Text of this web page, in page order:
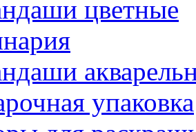
цветные
упаковка